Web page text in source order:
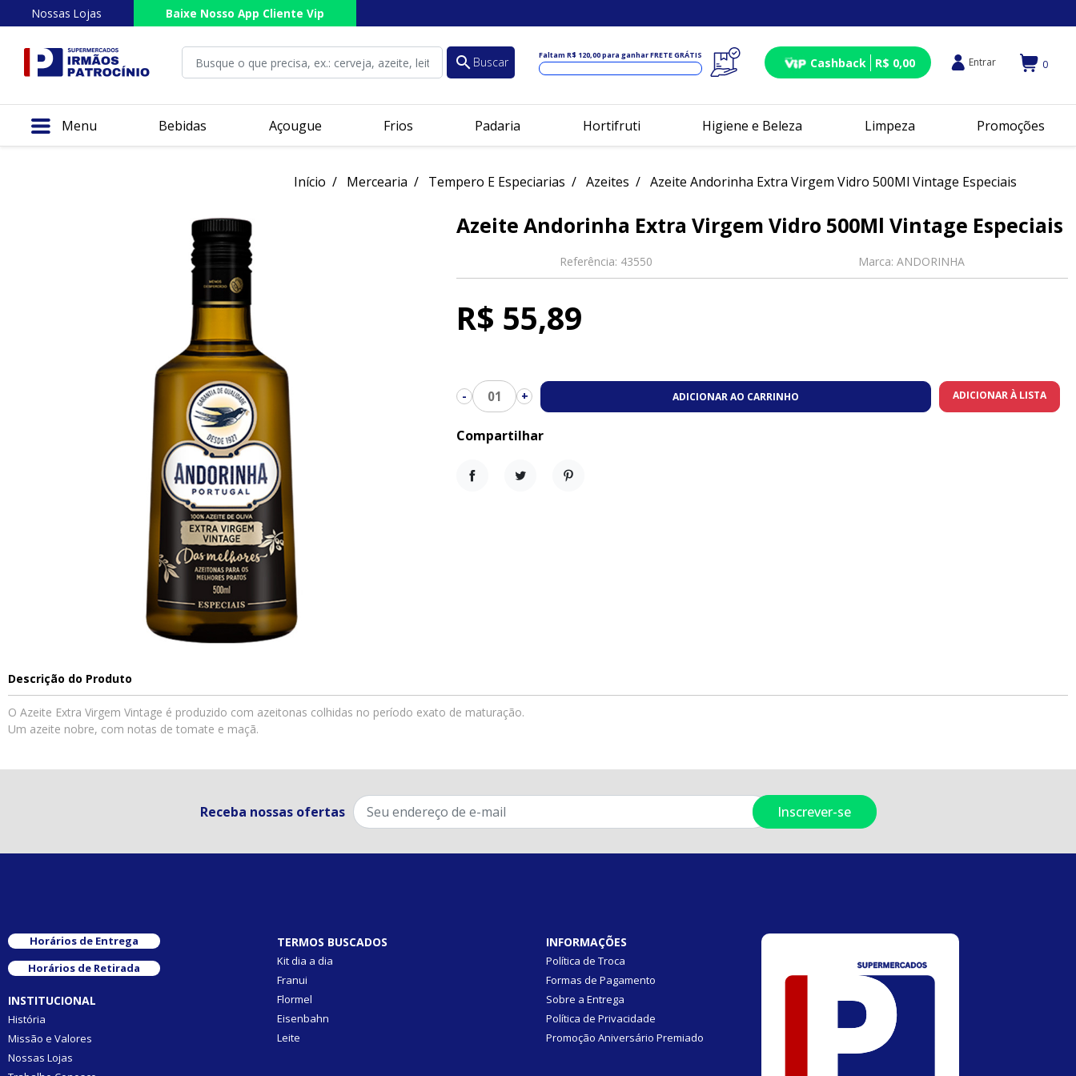
Nossas Lojas Baixe Nosso App Cliente Vip
search Buscar Faltam R$ 120,00para ganhar FRETE GRÁTIS Cashback R$ 0,00 Entrar 0
Menu Bebidas Açougue Frios Padaria Hortifruti Higiene e Beleza Limpeza Promoções
Início Mercearia Tempero E Especiarias Azeites Azeite Andorinha Extra Virgem Vidro 500Ml Vintage Especiais
Azeite Andorinha Extra Virgem Vidro 500Ml Vintage Especiais
Referência: 43550 Marca: ANDORINHA
R$ 55,89
- 01 + ADICIONAR AO CARRINHO ADICIONAR À LISTA
Compartilhar
Descrição do Produto
O Azeite Extra Virgem Vintage é produzido com azeitonas colhidas no período exato de maturação.
Um azeite nobre, com notas de tomate e maçã.
Receba nossas ofertas
Horários de Entrega
Horários de Retirada
INSTITUCIONAL
História
Missão e Valores
Nossas Lojas
TERMOS BUSCADOS
Kit dia a dia
Franui
Flormel
Eisenbahn
Leite
INFORMAÇÕES
Política de Troca
Formas de Pagamento
Sobre a Entrega
Política de Privacidade
Promoção Aniversário Premiado